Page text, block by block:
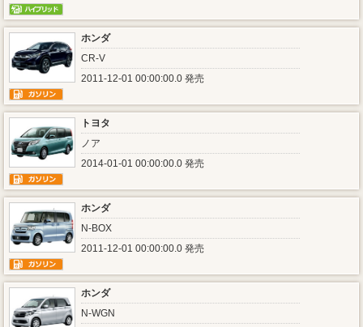
ホンダ
CR-V
2011-12-01 00:00:00.0 発売
トヨタ
ノア
2014-01-01 00:00:00.0 発売
ホンダ
N-BOX
2011-12-01 00:00:00.0 発売
ホンダ
N-WGN